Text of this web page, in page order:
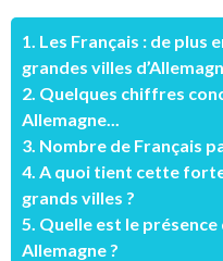
1. Les Français : de plus
grandes villes
2. Quelques chiffres
Allemagne...
3. Nombre de Français
4. A quoi tient cette
grands villes ?
5. Quelle est le
Allemagne ?